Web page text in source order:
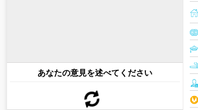
あなたの意見を述べてください